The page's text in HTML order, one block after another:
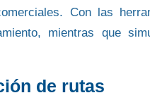
Con las
mientras que
de rutas